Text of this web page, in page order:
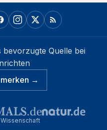
bevorzugte Quelle bei
→